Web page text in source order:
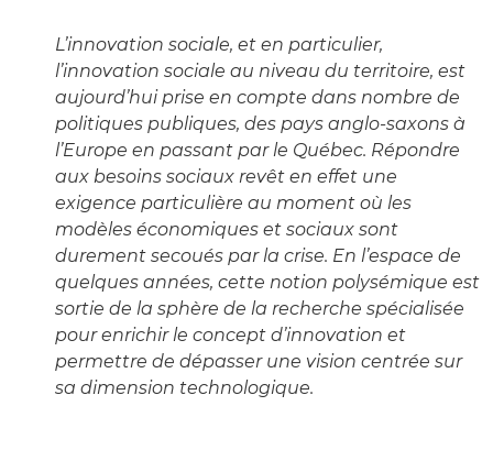
L’innovation sociale, et en particulier,
l’innovation sociale au niveau du territoire, est
aujourd’hui prise en compte dans nombre de
politiques publiques, des pays anglo-saxons à
l’Europe en passant par le Québec. Répondre
aux besoins sociaux revêt en effet une
exigence particulière au moment où les
modèles économiques et sociaux sont
durement secoués par la crise. En l’espace de
quelques années, cette notion polysémique est
sortie de la sphère de la recherche spécialisée
pour enrichir le concept d’innovation et
permettre de dépasser une vision centrée sur
sa dimension technologique.